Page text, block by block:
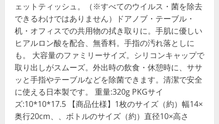
ェットティッシュ。（※すべてのウイルス・菌を除去
できるわけではありません）ドアノブ・テーブル・
机・オフィスでの共用物の拭き取りに。手肌に優しい
ヒアルロン酸を配合、無香料。手指の汚れ落としに
も。 大容量のファミリーサイズ。シリコンキャップで
取り出しがスムーズ。外出時の飲食・休憩時に、ササ
ッと手指やテーブルなどを除菌できます。清潔で安全
に使える日本製です。 重量:320g PKGサイ
ズ:10*10*17.5 【商品仕様】1枚のサイズ（約）幅14×
奥行20cm、、ボトルのサイズ（約）直径10×高さ